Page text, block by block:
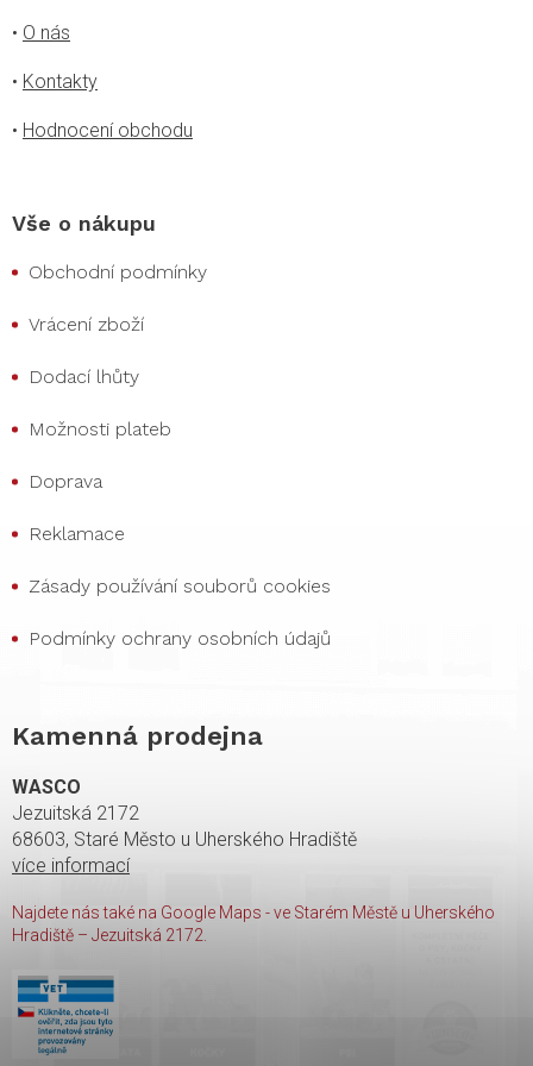
• O nás
• Kontakty
• Hodnocení obchodu
Vše o nákupu
Obchodní podmínky
Vrácení zboží
Dodací lhůty
Možnosti plateb
Doprava
Reklamace
Zásady používání souborů cookies
Podmínky ochrany osobních údajů
Kamenná prodejna
WASCO
Jezuitská 2172
68603, Staré Město u Uherského Hradiště
více informací
Najdete nás také na Google Maps - ve Starém Městě u Uherského
Hradiště – Jezuitská 2172.